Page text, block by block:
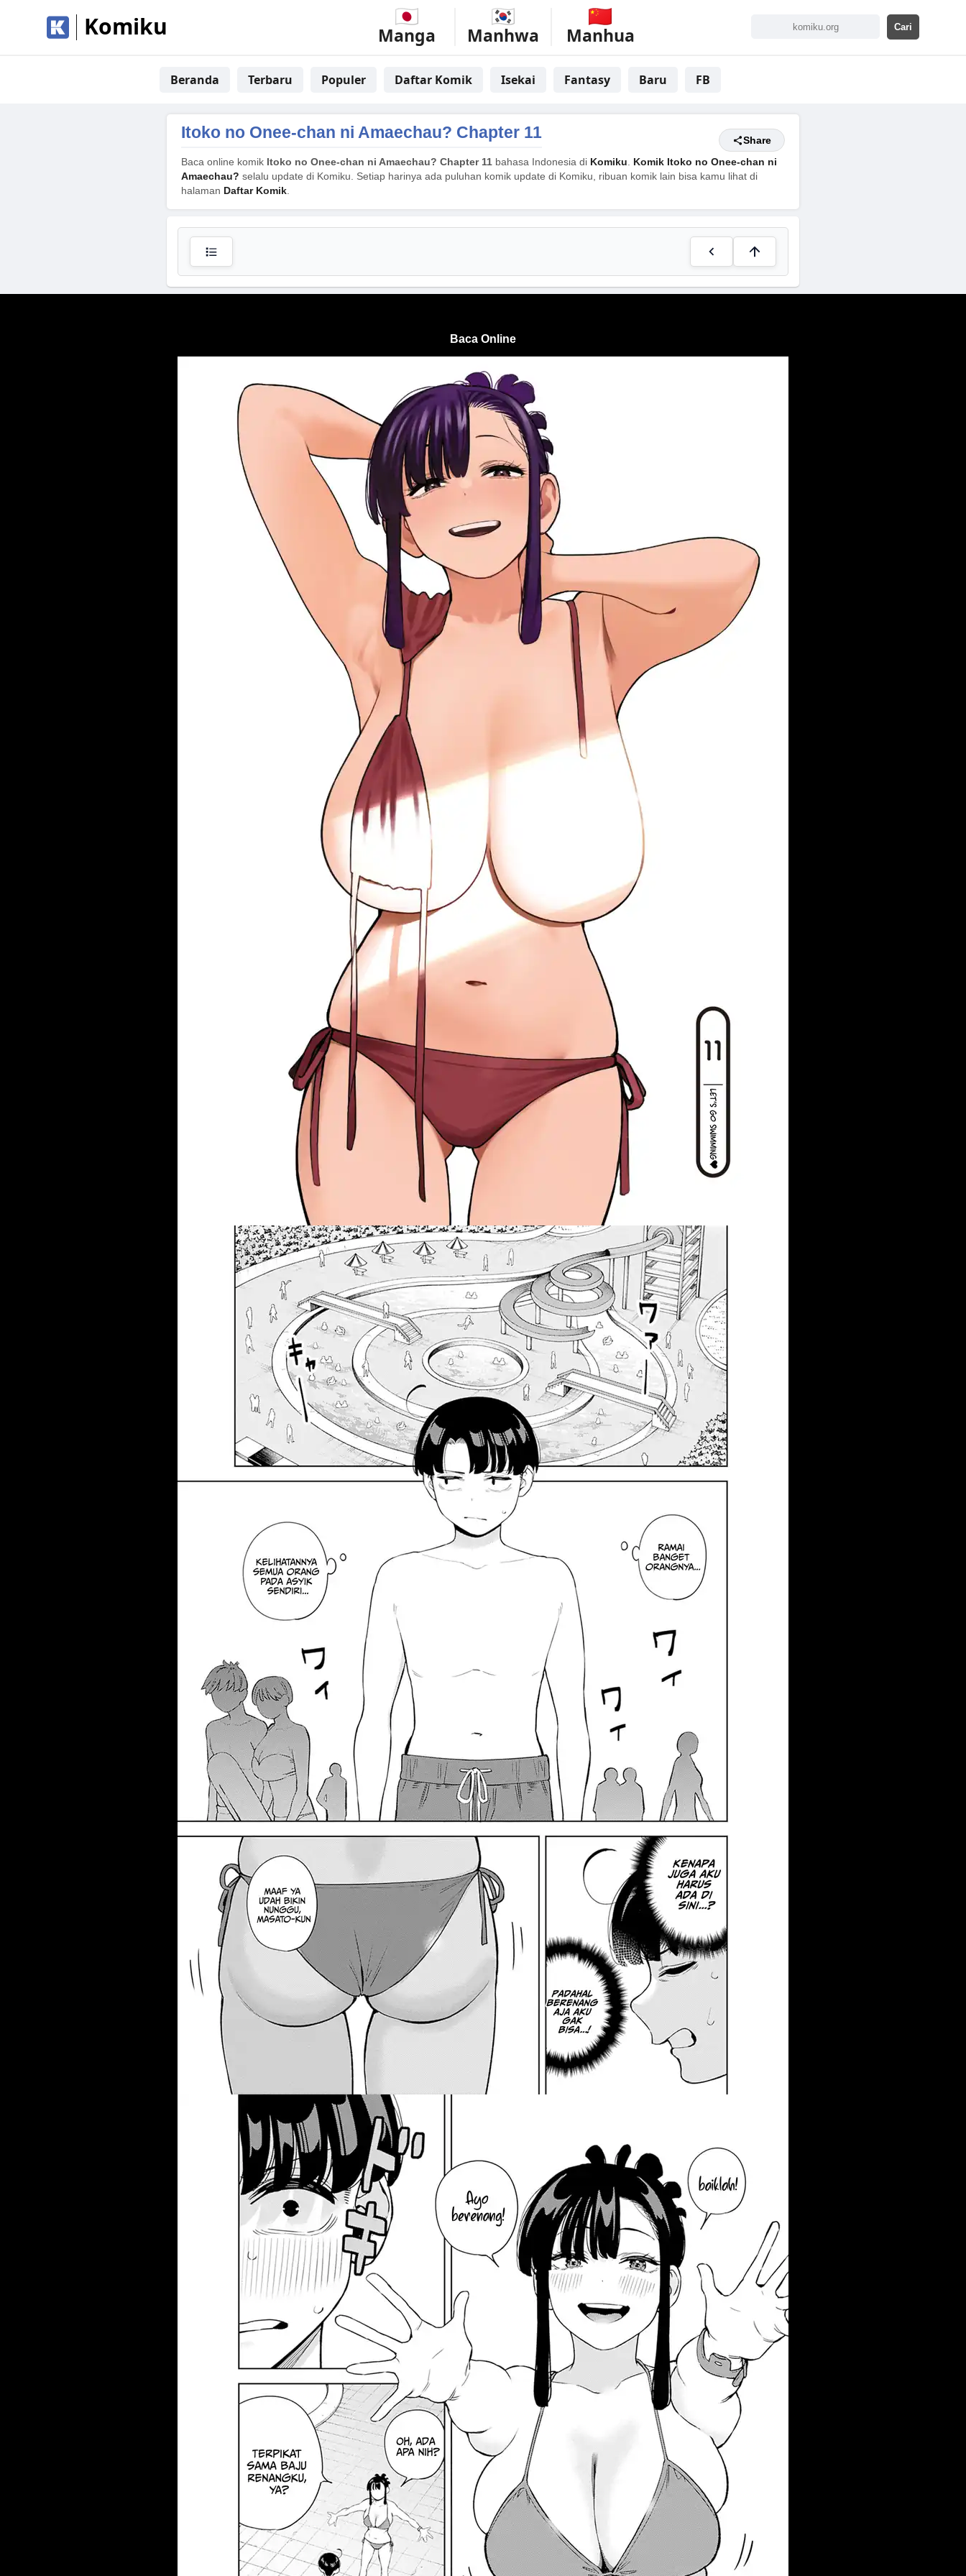
Komiku Manga Manhwa Manhua
Beranda Terbaru Populer Daftar Komik Isekai Fantasy Baru FB
Itoko no Onee-chan ni Amaechau? Chapter 11 Share
Baca online komik Itoko no Onee-chan ni Amaechau? Chapter 11 bahasa Indonesia di Komiku. Komik Itoko no Onee-chan ni
Amaechau? selalu update di Komiku. Setiap harinya ada puluhan komik update di Komiku, ribuan komik lain bisa kamu lihat di
halaman Daftar Komik.
Baca Online